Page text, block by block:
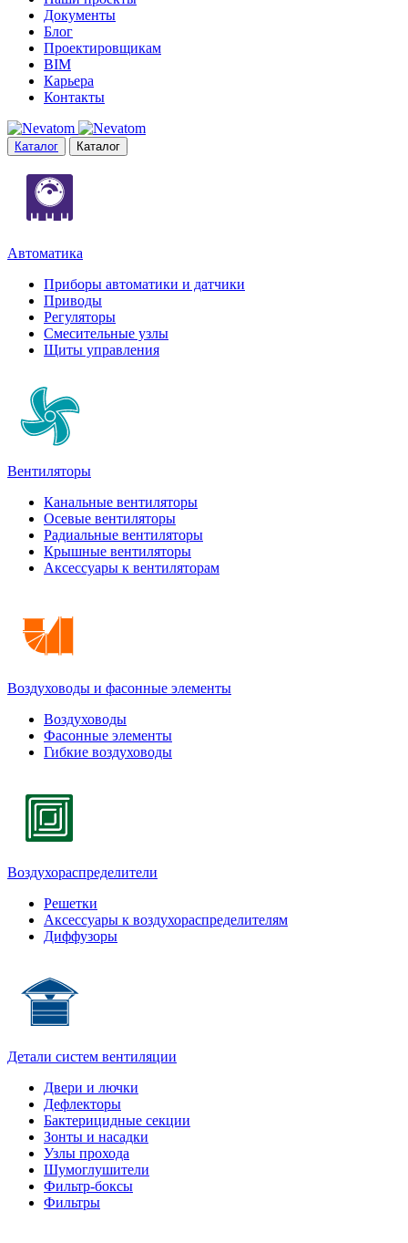
Документы
Блог
Проектировщикам
BIM
Карьера
Контакты
Каталог Каталог
Автоматика
Приборы автоматики и датчики
Приводы
Регуляторы
Смесительные узлы
Щиты управления
Вентиляторы
Канальные вентиляторы
Осевые вентиляторы
Радиальные вентиляторы
Крышные вентиляторы
Аксессуары к вентиляторам
Воздуховоды и фасонные элементы
Воздуховоды
Фасонные элементы
Гибкие воздуховоды
Воздухораспределители
Решетки
Аксессуары к воздухораспределителям
Диффузоры
Детали систем вентиляции
Двери и лючки
Дефлекторы
Бактерицидные секции
Зонты и насадки
Узлы прохода
Шумоглушители
Фильтр-боксы
Фильтры